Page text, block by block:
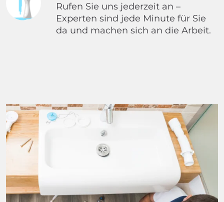
Rufen Sie uns jederzeit an –
Experten sind jede Minute für Sie
da und machen sich an die Arbeit.